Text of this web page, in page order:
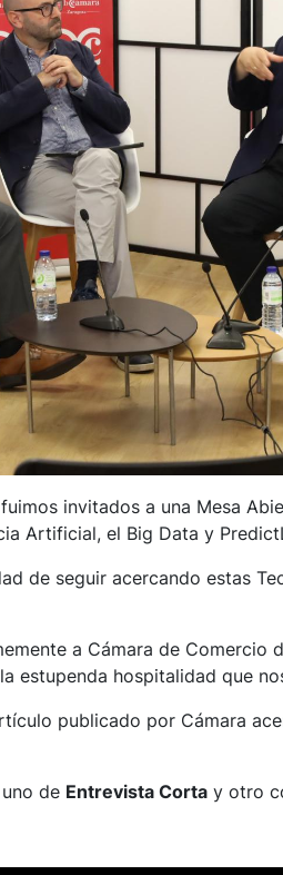
invitados a una Mesa
Artificial, el Big Data y
de seguir acercando estas
a Cámara de
estupenda hospitalidad que
publicado por Cámara
de Entrevista Corta y otro